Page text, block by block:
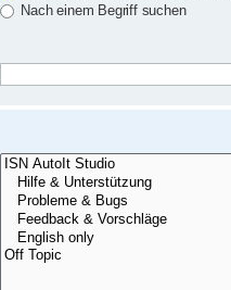
Nach einem Begriff suchen